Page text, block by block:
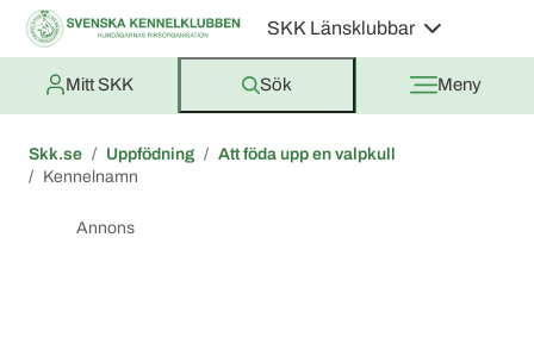
SKK Länsklubbar
Mitt SKK Sök Meny
Skk.se Uppfödning
Att föda upp en valpkull
Kennelnamn
Annons